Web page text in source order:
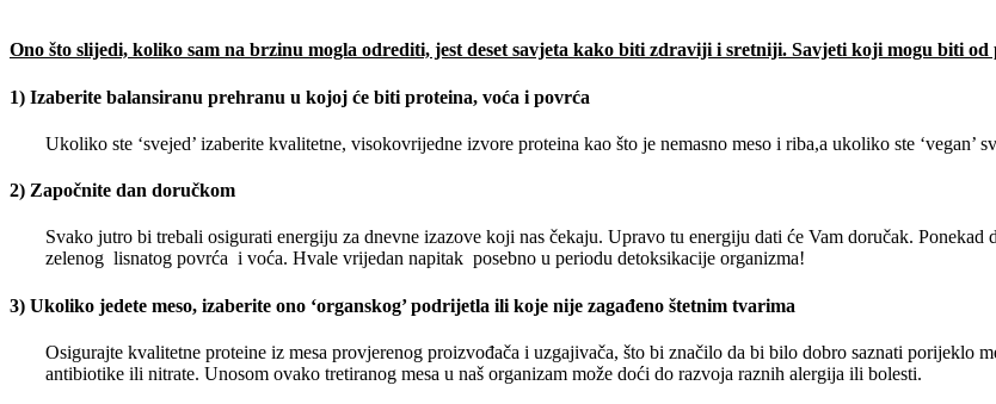
Ono što slijedi, koliko sam na brzinu mogla odrediti, jest deset savjeta kako biti zdraviji i sretniji. Savjeti koji mogu biti od
1) Izaberite balansiranu prehranu u kojoj će biti proteina, voća i povrća
Ukoliko ste ‘svejed’ izaberite kvalitetne, visokovrijedne izvore proteina kao što je nemasno meso i riba,a ukoliko ste ‘vegan’
2) Započnite dan doručkom
Svako jutro bi trebali osigurati energiju za dnevne izazove koji nas čekaju. Upravo tu energiju dati će Vam doručak.
zelenog lisnatog povrća i voća. Hvale vrijedan napitak posebno u periodu detoksikacije organizma!
3) Ukoliko jedete meso, izaberite ono ‘organskog’ podrijetla ili koje nije zagađeno štetnim tvarima
Osigurajte kvalitetne proteine iz mesa provjerenog proizvođača i uzgajivača, što bi značilo da bi bilo dobro saznati porijeklo
antibiotike ili nitrate. Unosom ovako tretiranog mesa u naš organizam može doći do razvoja raznih alergija ili bolesti.